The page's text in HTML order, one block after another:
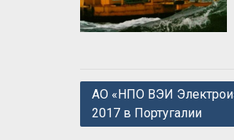
Навигация
по
АО «НПО ВЭИ
2017 в Португалии